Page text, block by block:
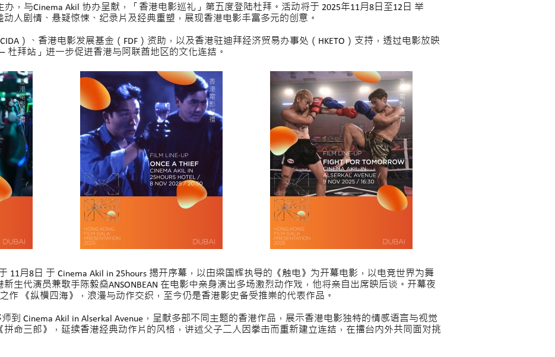
办，与Cinema Akil 协办呈献，「香港电影巡礼」第五度登陆杜拜。活动将于 2025年11月8日至12日 举
人剧情、悬疑惊悚、纪录片及经典重塑，展现香港电影丰富多元的创意。
）、香港电影发展基金（FDF）资助，以及香港驻迪拜经济贸易办事处（HKETO）支持，透过电影放映
杜拜站」进一步促进香港与阿联酋地区的文化连结。
11月8日 于 Cinema Akil in 25hours 揭开序幕，以由梁国辉执导的《触电》为开幕电影，以电竞世界为舞
生代演员兼歌手陈毅燊ANSONBEAN 在电影中亲身演出多场激烈动作戏，他将亲自出席映后谈。开幕夜
作 《纵横四海》，浪漫与动作交织，至今仍是香港影史备受推崇的代表作品。
到 Cinema Akil in Alserkal Avenue，呈献多部不同主题的香港作品，展示香港电影独特的情感语言与视觉
命三郎》，延续香港经典动作片的风格，讲述父子二人因拳击而重新建立连结，在擂台内外共同面对挑